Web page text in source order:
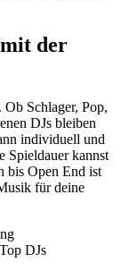
der
Schlager, Pop,
DJs bleiben
individuell und
Spieldauer kannst
bis Open End ist
für deine
DJs